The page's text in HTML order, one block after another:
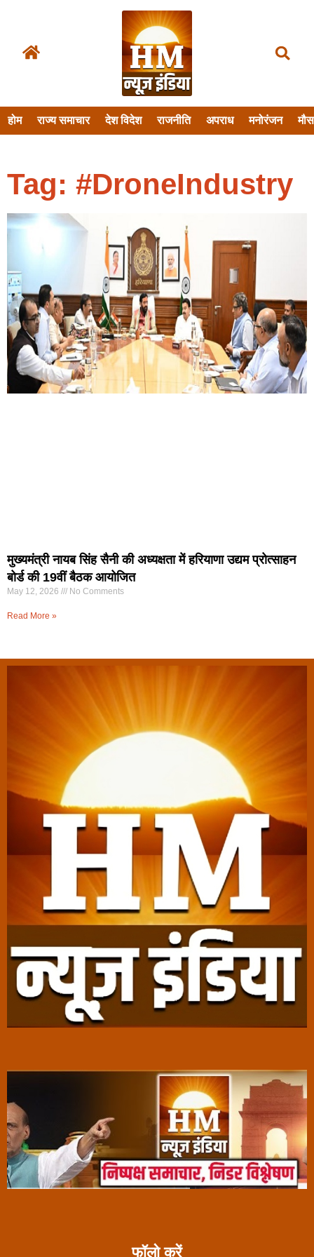
होम राज्य समाचार देश विदेश राजनीति अपराध मनोरंजन
Tag: #DroneIndustry
मुख्यमंत्री नायब सिंह सैनी की अध्यक्षता में हरियाणा उद्यम प्रोत्साहन
बोर्ड की 19वीं बैठक आयोजित
May 12, 2026 No Comments
Read More »
फॉलो करें